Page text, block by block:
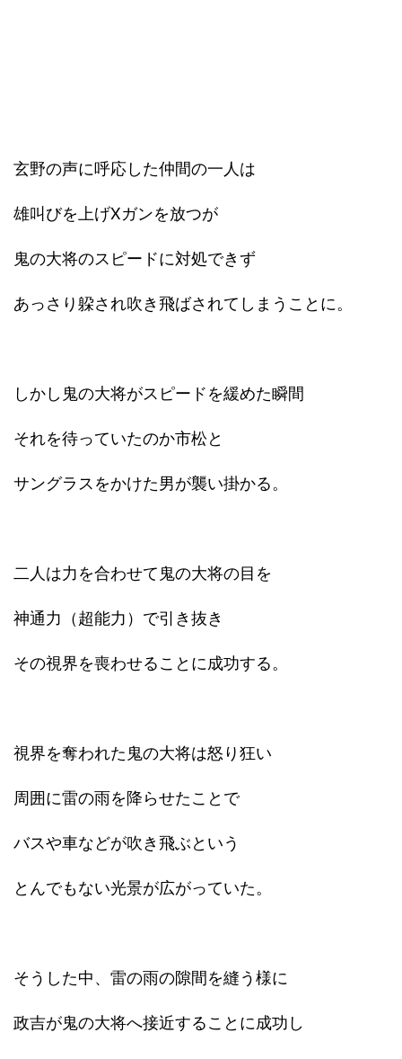
玄野の声に呼応した仲間の一人は
雄叫びを上げXガンを放つが
鬼の大将のスピードに対処できず
あっさり躱され吹き飛ばされてしまうことに。
しかし鬼の大将がスピードを緩めた瞬間
それを待っていたのか市松と
サングラスをかけた男が襲い掛かる。
二人は力を合わせて鬼の大将の目を
神通力（超能力）で引き抜き
その視界を喪わせることに成功する。
視界を奪われた鬼の大将は怒り狂い
周囲に雷の雨を降らせたことで
バスや車などが吹き飛ぶという
とんでもない光景が広がっていた。
そうした中、雷の雨の隙間を縫う様に
政吉が鬼の大将へ接近することに成功し